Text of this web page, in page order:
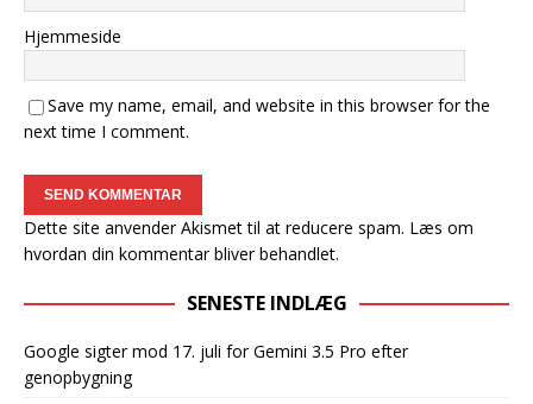
Hjemmeside
Save my name, email, and website in this browser for the
next time I comment.
Dette site anvender Akismet til at reducere spam. Læs om
hvordan din kommentar bliver behandlet.
SENESTE INDLÆG
Google sigter mod 17. juli for Gemini 3.5 Pro efter
genopbygning